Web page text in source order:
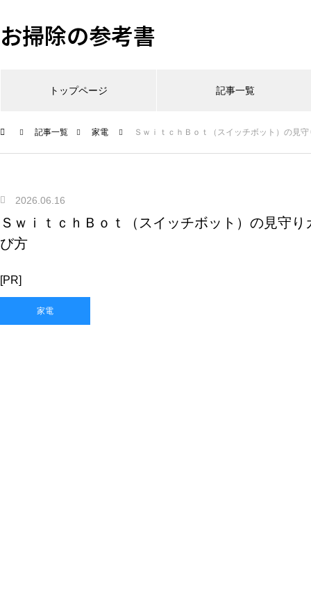
お掃除の参考書
トップページ 記事一覧
記事一覧 家電 ＳｗｉｔｃｈＢｏｔ（スイッチボット）の見
2026.06.16
ＳｗｉｔｃｈＢｏｔ（スイッチボット）の見守
び方
[PR]
家電